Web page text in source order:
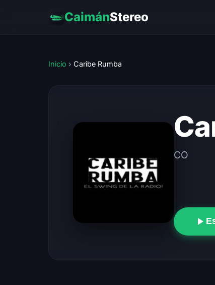
CaimánStereo
Inicio › Caribe Rumba
CO